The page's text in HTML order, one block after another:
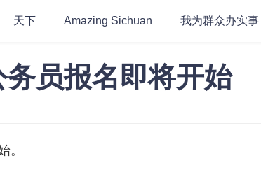
天下 Amazing Sichuan 我为群众办实事
员报名即将开始
。